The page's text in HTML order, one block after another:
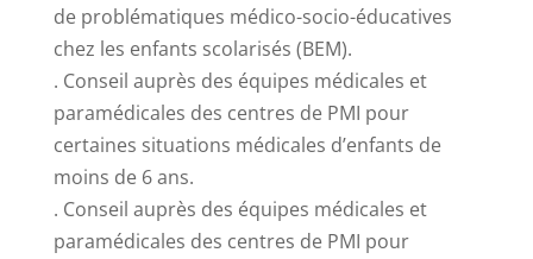
de problématiques médico-socio-éducatives
chez les enfants scolarisés (BEM).
. Conseil auprès des équipes médicales et
paramédicales des centres de PMI pour
certaines situations médicales d’enfants de
moins de 6 ans.
. Conseil auprès des équipes médicales et
paramédicales des centres de PMI pour